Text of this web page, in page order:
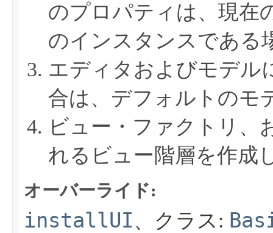
のプロパティは、現在
のインスタンスである
エディタおよびモデル
合は、デフォルトのモ
ビュー・ファクトリ、
れるビュー階層を作成
オーバーライド:
installUI、クラス: